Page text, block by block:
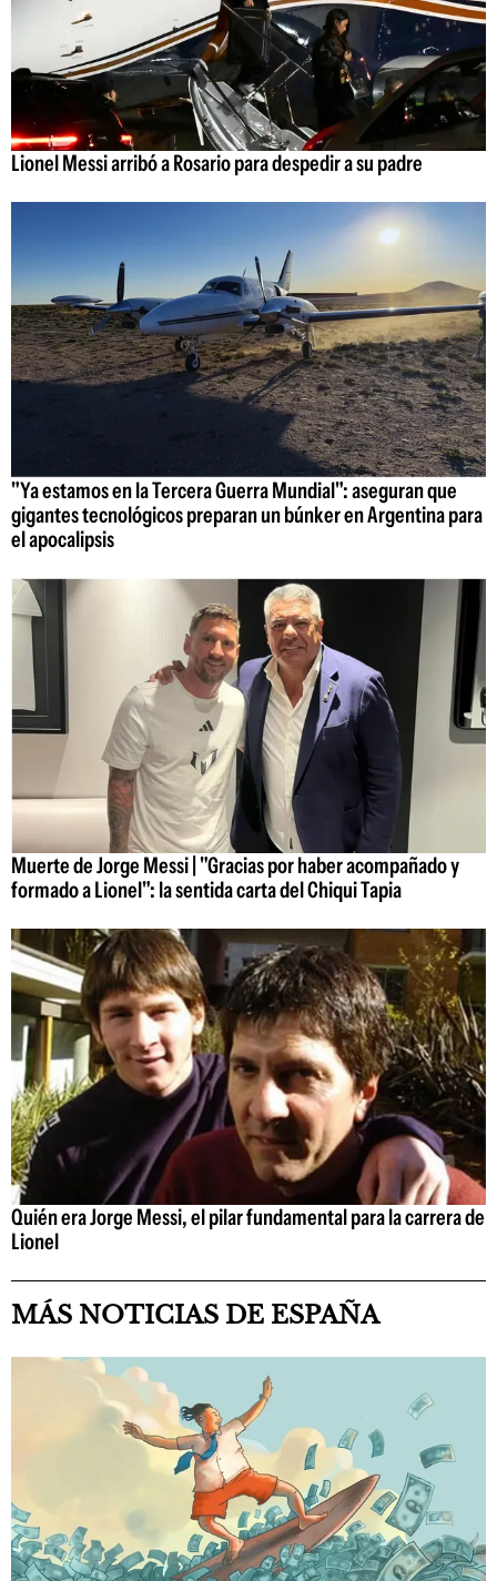
Lionel Messi arribó a Rosario para despedir a su padre
"Ya estamos en la Tercera Guerra Mundial": aseguran que
gigantes tecnológicos preparan un búnker en Argentina para
el apocalipsis
Muerte de Jorge Messi | "Gracias por haber acompañado y
formado a Lionel": la sentida carta del Chiqui Tapia
Quién era Jorge Messi, el pilar fundamental para la carrera de
Lionel
MÁS NOTICIAS DE ESPAÑA